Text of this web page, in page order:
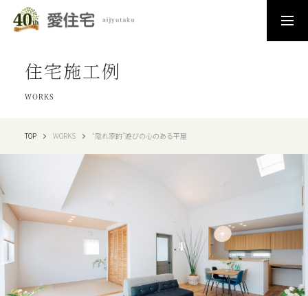
住宅施工例
WORKS
TOP WORKS “隠れ家的”遊びの心のある平屋